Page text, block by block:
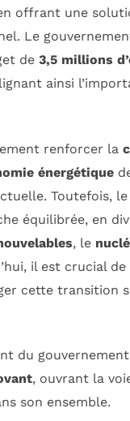
offrant une
Le
de 3,5 millions
ainsi
renforcer la
énergétique
Toutefois,
équilibrée, en
, le
il est crucial
cette transition
du
, ouvrant la
son ensemble.